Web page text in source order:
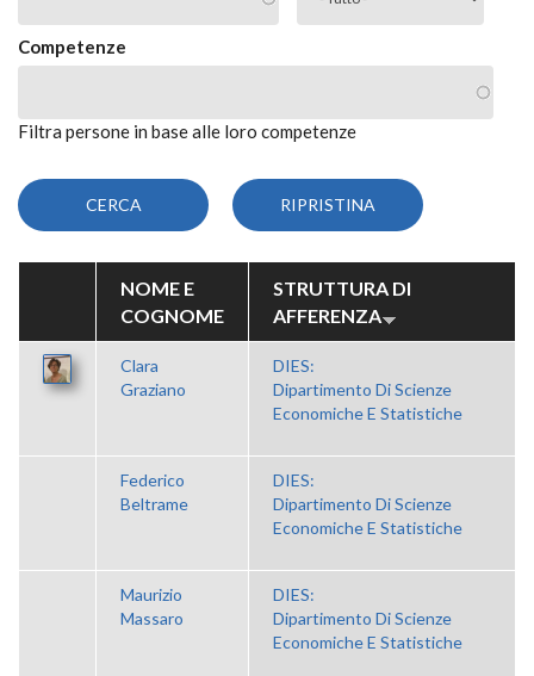
Competenze
Filtra persone in base alle loro competenze
NOME E
COGNOME
STRUTTURA DI
AFFERENZA
Clara
Graziano
DIES:
Dipartimento Di Scienze
Economiche E Statistiche
Federico
Beltrame
DIES:
Dipartimento Di Scienze
Economiche E Statistiche
Maurizio
Massaro
DIES:
Dipartimento Di Scienze
Economiche E Statistiche